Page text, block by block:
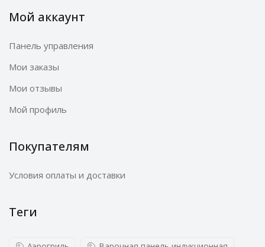
Мой аккаунт
Панель управления
Мои заказы
Мои отзывы
Мой профиль
Покупателям
Условия оплаты и доставки
Теги